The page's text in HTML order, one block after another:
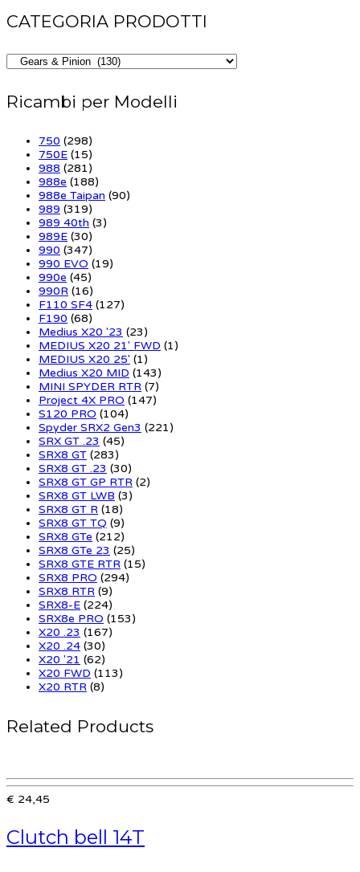
CATEGORIA PRODOTTI
Ricambi per Modelli
750 (298)
750E (15)
988 (281)
988e (188)
988e Taipan (90)
989 (319)
989 40th (3)
989E (30)
990 (347)
990 EVO (19)
990e (45)
990R (16)
F110 SF4 (127)
F190 (68)
Medius X20 '23 (23)
MEDIUS X20 21' FWD (1)
MEDIUS X20 25' (1)
Medius X20 MID (143)
MINI SPYDER RTR (7)
Project 4X PRO (147)
S120 PRO (104)
Spyder SRX2 Gen3 (221)
SRX GT .23 (45)
SRX8 GT (283)
SRX8 GT .23 (30)
SRX8 GT GP RTR (2)
SRX8 GT LWB (3)
SRX8 GT R (18)
SRX8 GT TQ (9)
SRX8 GTe (212)
SRX8 GTe 23 (25)
SRX8 GTE RTR (15)
SRX8 PRO (294)
SRX8 RTR (9)
SRX8-E (224)
SRX8e PRO (153)
X20 .23 (167)
X20 .24 (30)
X20 '21 (62)
X20 FWD (113)
X20 RTR (8)
Related Products
€ 24,45
Clutch bell 14T